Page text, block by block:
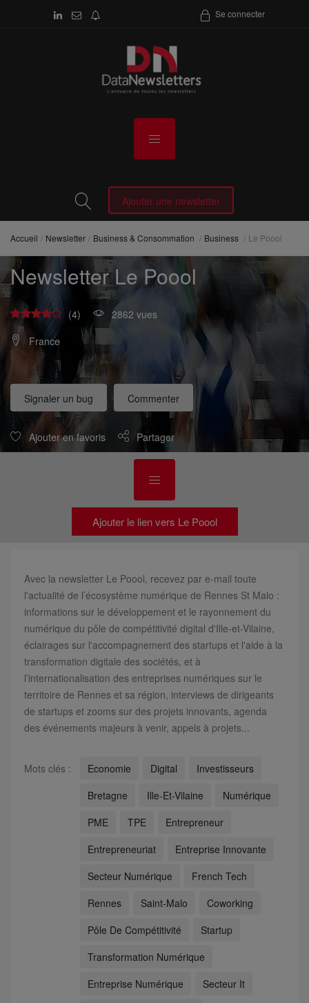
Se connecter
Ajouter une newsletter
Accueil Newsletter Business & Consommation Business Le Poool
Newsletter Le Poool
(4)
2862 vues
France
Signaler un bug Commenter
Ajouter en favoris Partager
Ajouter le lien vers Le Poool
Avec la newsletter Le Poool, recevez par e-mail toute
l'actualité de l’écosystème numérique de Rennes St Malo :
informations sur le développement et le rayonnement du
numérique du pôle de compétitivité digital d'Ille-et-Vilaine,
éclairages sur l'accompagnement des startups et l'aide à la
transformation digitale des sociétés, et à
l’internationalisation des entreprises numériques sur le
territoire de Rennes et sa région, interviews de dirigeants
de startups et zooms sur des projets innovants, agenda
des événements majeurs à venir, appels à projets...
Mots clés : Economie Digital
Investisseurs
Bretagne
Ille-Et-Vilaine
Numérique
PME
TPE
Entrepreneur
Entrepreneuriat
Entreprise Innovante
Secteur Numérique
French Tech
Rennes
Saint-Malo
Coworking
Pôle De Compétitivité
Startup
Transformation Numérique
Entreprise Numérique
Secteur It